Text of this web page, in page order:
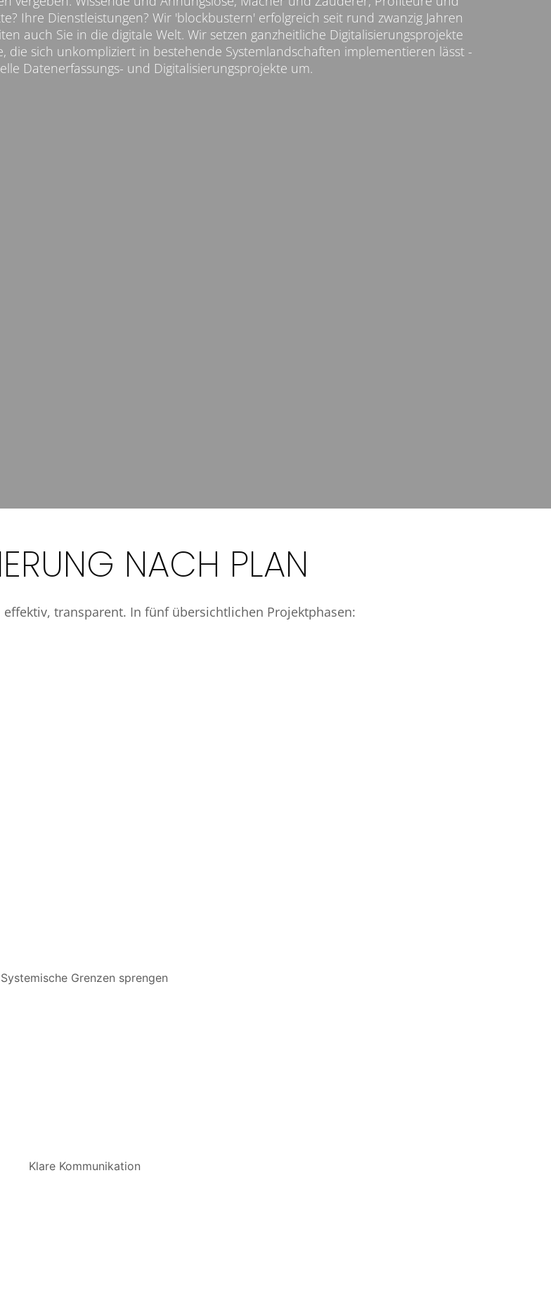
Ihre Dienstleistungen? Wir 'blockbustern' erfolgreich seit rund zwanzig Jahren
auch Sie in die digitale Welt. Wir setzen ganzheitliche Digitalisierungsprojekte
die sich unkompliziert in bestehende Systemlandschaften implementieren lässt -
Datenerfassungs- und Digitalisierungsprojekte um.
NACH PLAN
transparent. In fünf übersichtlichen Projektphasen: